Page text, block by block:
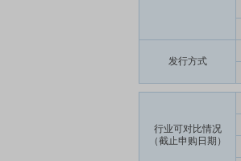
发行方式
行业可对比情况
（截止申购日期）